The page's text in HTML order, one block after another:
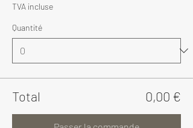
TVA incluse
Quantité
Total 0,00 €